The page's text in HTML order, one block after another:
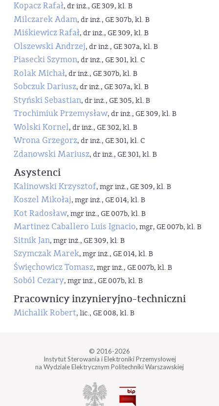
Kopacz Rafał, dr inż., GE 309, kl. B
Milczarek Adam, dr inż., GE 307b, kl. B
Miśkiewicz Rafał, dr inż., GE 309, kl. B
Olszewski Andrzej, dr inż., GE 307a, kl. B
Piasecki Szymon, dr inż., GE 301, kl. C
Rolak Michał, dr inż., GE 307b, kl. B
Sobczuk Dariusz, dr inż., GE 307a, kl. B
Styński Sebastian, dr inż., GE 305, kl. B
Trochimiuk Przemysław, dr inż., GE 309, kl. B
Wolski Kornel, dr inż., GE 302, kl. B
Wrona Grzegorz, dr inż., GE 301, kl. C
Zdanowski Mariusz, dr inż., GE 301, kl. B
Asystenci
Kalinowski Krzysztof, mgr inż., GE 309, kl. B
Koszel Mikołaj, mgr inż., GE 014, kl. B
Kot Radosław, mgr inż., GE 007b, kl. B
Martinez Caballero Luis Ignacio, mgr, GE 007b, kl. B
Sitnik Jan, mgr inż., GE 309, kl. B
Szymczak Marek, mgr inż., GE 014, kl. B
Święchowicz Tomasz, mgr inż., GE 007b, kl. B
Soból Cezary, mgr inż., GE 007b, kl. B
Pracownicy inzynieryjno-techniczni
Michalik Robert, lic., GE 008, kl. B
© 2016-2026
Instytut Sterowania i Elektroniki Przemysłowej
na Wydziale Elektrycznym Politechniki Warszawskiej